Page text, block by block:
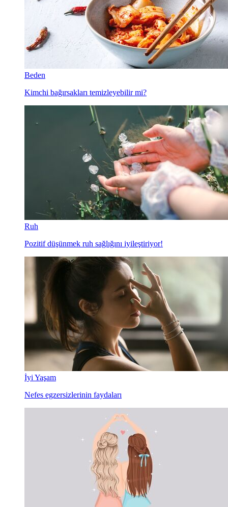
Beden
Kimchi bağırsakları temizleyebilir mi?
Ruh
Pozitif düşünmek ruh sağlığını iyileştiriyor!
İyi Yaşam
Nefes egzersizlerinin faydaları